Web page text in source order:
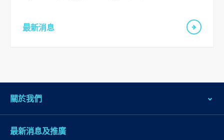
最新消息
關於我們
最新消息及推廣